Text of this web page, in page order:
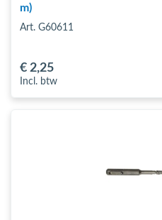
m)
Art. G60611
€ 2,25
Incl. btw